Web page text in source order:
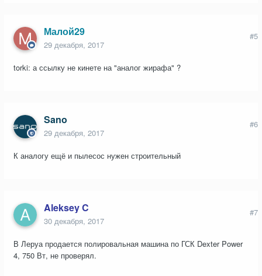
Малой29
29 декабря, 2017
#5
torki: а ссылку не кинете на "аналог жирафа" ?
Sano
29 декабря, 2017
#6
К аналогу ещё и пылесос нужен строительный
Aleksey C
30 декабря, 2017
#7
В Леруа продается полировальная машина по ГСК Dexter Power
4, 750 Вт, не проверял.